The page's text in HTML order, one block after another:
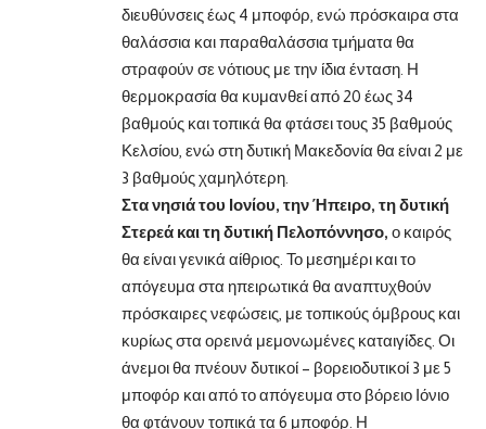
διευθύνσεις έως 4 μποφόρ, ενώ πρόσκαιρα στα
θαλάσσια και παραθαλάσσια τμήματα θα
στραφούν σε νότιους με την ίδια ένταση. Η
θερμοκρασία θα κυμανθεί από 20 έως 34
βαθμούς και τοπικά θα φτάσει τους 35 βαθμούς
Κελσίου, ενώ στη δυτική Μακεδονία θα είναι 2 με
3 βαθμούς χαμηλότερη.
Στα νησιά του Ιονίου, την Ήπειρο, τη δυτική
Στερεά και τη δυτική Πελοπόννησο, ο καιρός
θα είναι γενικά αίθριος. Το μεσημέρι και το
απόγευμα στα ηπειρωτικά θα αναπτυχθούν
πρόσκαιρες νεφώσεις, με τοπικούς όμβρους και
κυρίως στα ορεινά μεμονωμένες καταιγίδες. Οι
άνεμοι θα πνέουν δυτικοί – βορειοδυτικοί 3 με 5
μποφόρ και από το απόγευμα στο βόρειο Ιόνιο
θα φτάνουν τοπικά τα 6 μποφόρ. Η